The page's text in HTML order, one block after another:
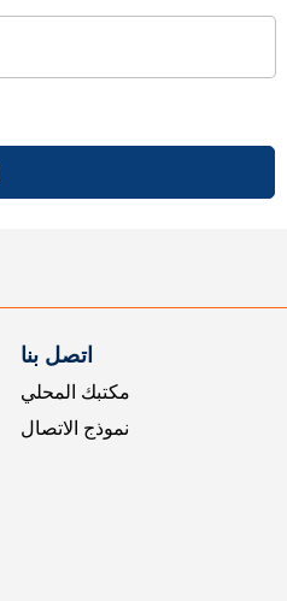
اتصل بنا
مكتبك المحلي
نموذج الاتصال